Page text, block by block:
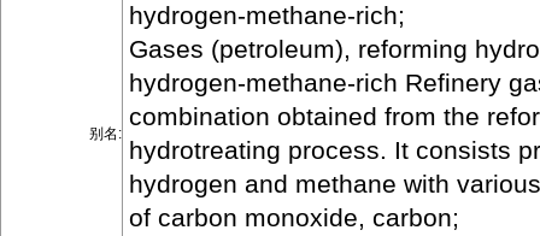
别名:
hydrogen-methane-rich;
Gases (petroleum), reforming
hydrogen-methane-rich Refinery
combination obtained from the
hydrotreating process. It consists
hydrogen and methane with
of carbon monoxide, carbon;